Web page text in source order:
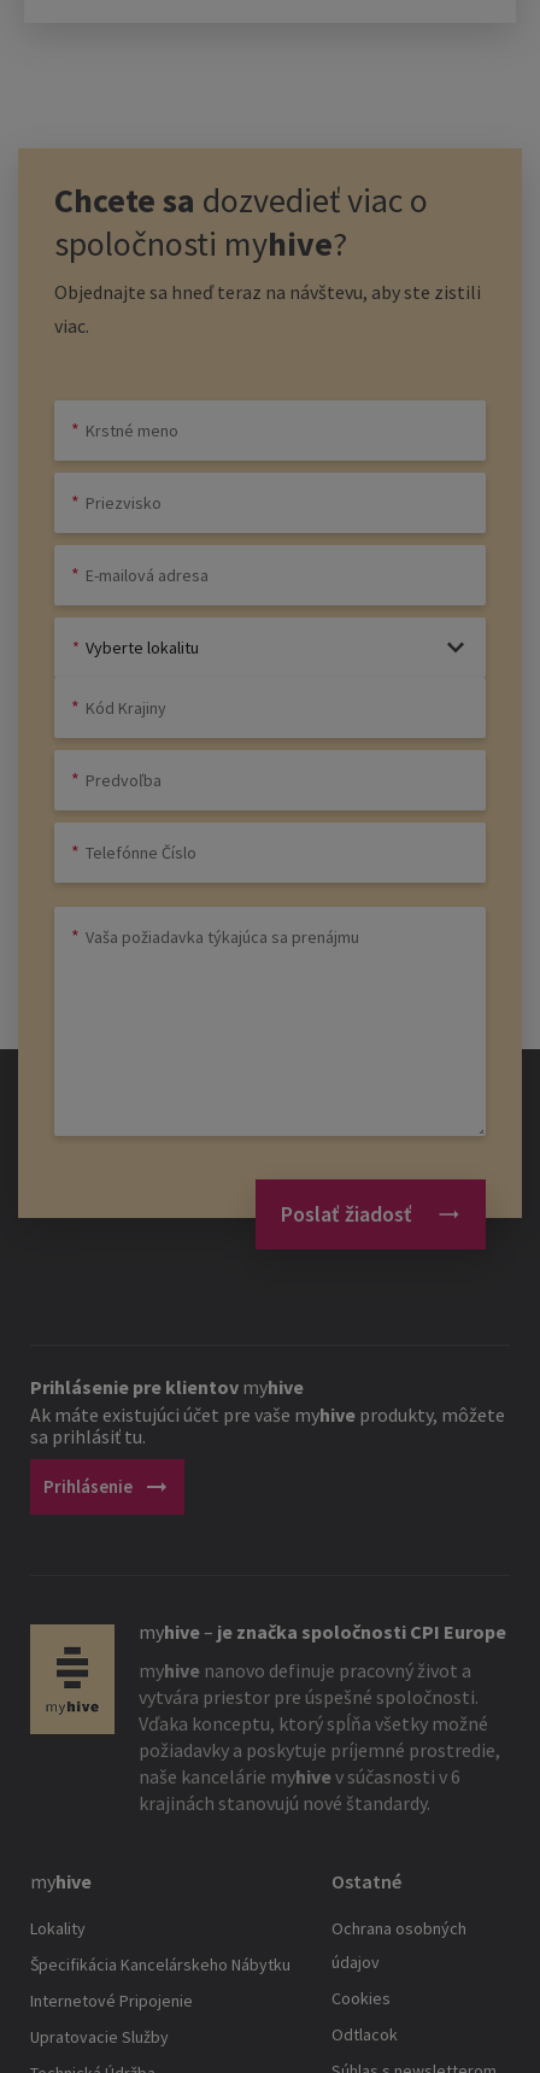
Chcete sa dozvedieť viac o
spoločnosti myhive?
Objednajte sa hneď teraz na návštevu, aby ste zistili
viac.
Vyberte lokalitu
Poslať žiadosť
Prihlásenie pre klientov myhive
Ak máte existujúci účet pre vaše myhive produkty, môžete
sa prihlásiť tu.
Prihlásenie arrow_right_alt
myhive– je značka spoločnosti CPI Europe
myhive nanovo definuje pracovný život a
vytvára priestor pre úspešné spoločnosti.
Vďaka konceptu, ktorý spĺňa všetky možné
požiadavky a poskytuje príjemné prostredie,
naše kancelárie myhivev súčasnosti v 6
krajinách stanovujú nové štandardy.
myhive
Lokality
Špecifikácia Kancelárskeho Nábytku
Internetové Pripojenie
Upratovacie Služby
Ostatné
Ochrana osobných
údajov
Cookies
Odtlacok